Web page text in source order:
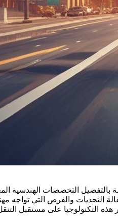
بالتفصيل التخصصات الهندسية
التحديات والفرص التي تواجه
التكنولوجيا على مستقبل